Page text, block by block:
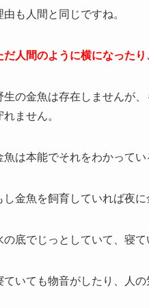
由も人間と同じですね。
だ人間のように横になった
生の金魚は存在しませんが
れません。
魚は本能でそれをわかって
し金魚を飼育していれば夜
の底でじっとしていて、寝
ていても物音がしたり、人